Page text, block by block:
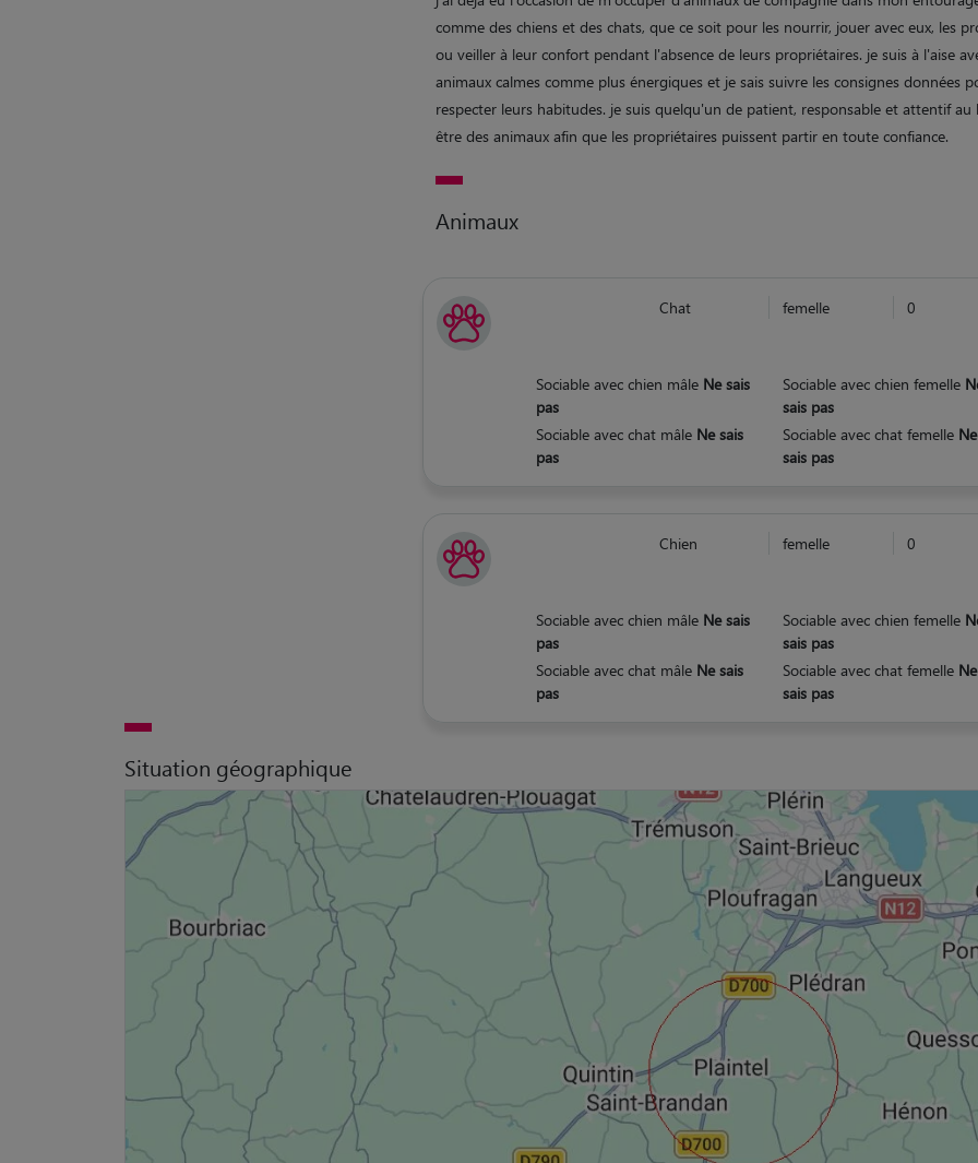
comme des chiens et des chats, que ce soit pour les nourrir, jouer avec eux, les
ou veiller à leur confort pendant l'absence de leurs propriétaires. je suis à l'aise
animaux calmes comme plus énergiques et je sais suivre les consignes données
respecter leurs habitudes. je suis quelqu'un de patient, responsable et attentif au
être des animaux afin que les propriétaires puissent partir en toute confiance.
Animaux
Chat femelle 0
Sociable avec chien mâle Ne sais
pas
Sociable avec chien femelle
sais pas
Sociable avec chat mâle Ne sais
pas
Sociable avec chat femelle Ne
sais pas
Chien femelle 0
Sociable avec chien mâle Ne sais
pas
Sociable avec chien femelle
sais pas
Sociable avec chat mâle Ne sais
pas
Sociable avec chat femelle Ne
sais pas
Situation géographique